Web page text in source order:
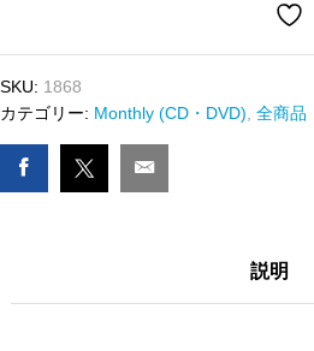
R&B
MIX
CD
VOL.81
FREEDOM
SKU: 1868
カテゴリー: Monthly (CD・DVD) 全商品
説明